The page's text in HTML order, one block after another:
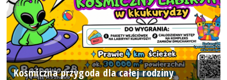
Kosmiczna przygoda dla całej rodziny